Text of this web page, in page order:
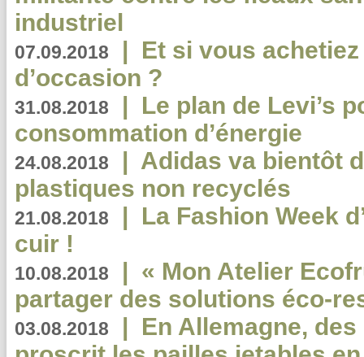
industriel
07.09.2018 | Et si vous
d’occasion ?
31.08.2018 | Le plan de Levi’s
consommation d’énergie
24.08.2018 | Adidas va bientôt
plastiques non recyclés
21.08.2018 | La Fashion Week
cuir !
10.08.2018 | « Mon Atelier
partager des solutions éco-
03.08.2018 | En Allemagne,